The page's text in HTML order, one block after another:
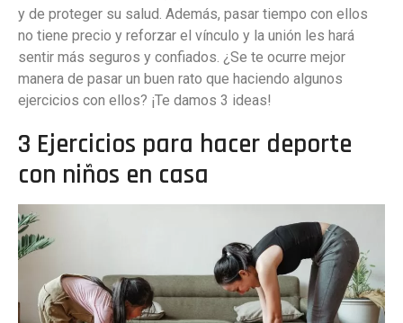
y de proteger su salud. Además, pasar tiempo con ellos
no tiene precio y reforzar el vínculo y la unión les hará
sentir más seguros y confiados. ¿Se te ocurre mejor
manera de pasar un buen rato que haciendo algunos
ejercicios con ellos? ¡Te damos 3 ideas!
3 Ejercicios para hacer deporte
con niños en casa